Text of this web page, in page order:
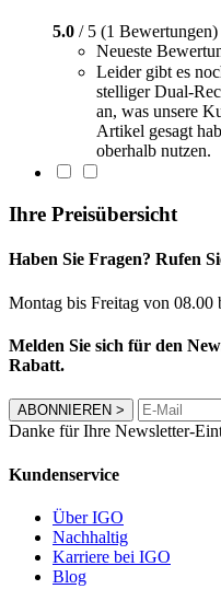
5.0 / 5 (1 Bewertungen)
Neueste
Leider gibt es
stelliger Dual-
an, was unsere
Artikel gesagt
oberhalb nutzen.
Ihre Preisübersicht
Haben Sie Fragen? Rufen
Montag bis Freitag von 08.00
Melden Sie sich für den
Rabatt.
ABONNIEREN >
Danke für Ihre Newsletter-
Kundenservice
Über IGO
Nachhaltig
Karriere bei IGO
Blog